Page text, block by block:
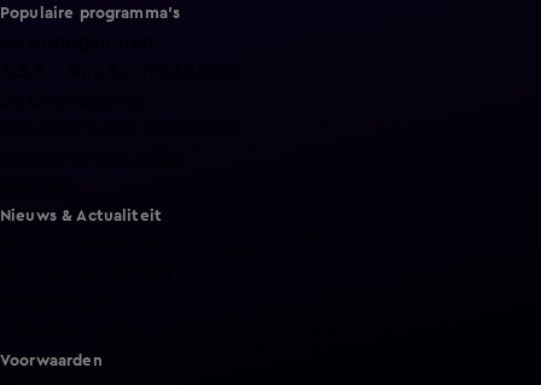
Populaire programma's
Nieuws & Actualiteit
Voorwaarden